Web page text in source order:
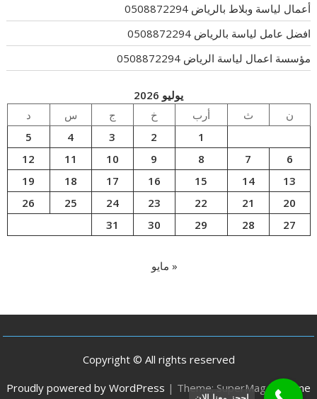
أعمال لياسة وبلاط بالرياض 0508872294
افضل عامل لياسة بالرياض 0508872294
مؤسسة اعمال لياسة الرياض 0508872294
يوليو 2026
ن
ث أرب خ ج س
د
1
2
3
4
5
6
7
8
9
10
11
12
13
14
15
16
17
18
19
20
21
22
23
24
25
26
27
28
29
30
31
« مايو
Copyright © All rights reserved
Proudly powered by WordPress | Theme: SuperMag by
Acme